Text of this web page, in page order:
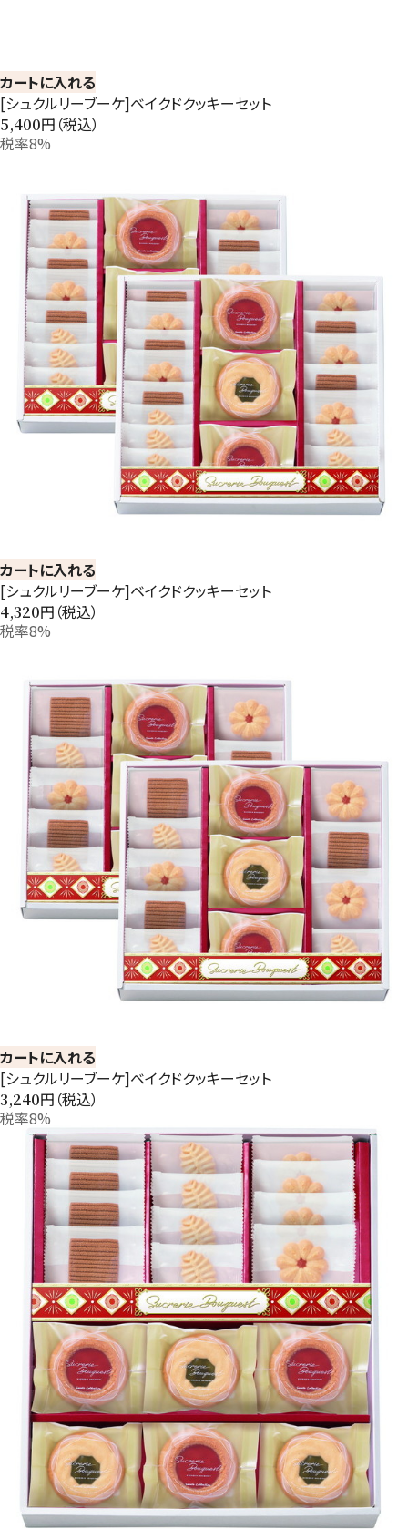
カートに入れる
[シュクルリーブーケ]ベイクドクッキーセット
5,400円（税込）
税率8%
カートに入れる
[シュクルリーブーケ]ベイクドクッキーセット
4,320円（税込）
税率8%
カートに入れる
[シュクルリーブーケ]ベイクドクッキーセット
3,240円（税込）
税率8%